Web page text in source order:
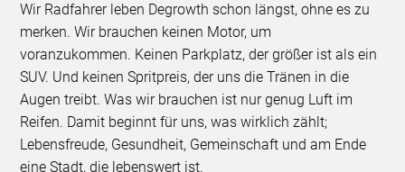
Wir Radfahrer leben Degrowth schon längst, ohne es zu
merken. Wir brauchen keinen Motor, um
voranzukommen. Keinen Parkplatz, der größer ist als ein
SUV. Und keinen Spritpreis, der uns die Tränen in die
Augen treibt. Was wir brauchen ist nur genug Luft im
Reifen. Damit beginnt für uns, was wirklich zählt;
Lebensfreude, Gesundheit, Gemeinschaft und am Ende
eine Stadt, die lebenswert ist.